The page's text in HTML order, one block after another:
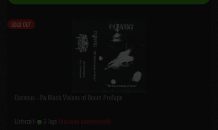
SOLD OUT
Corneus - My Black Visions of Doom ProTape
Lieferzeit: 5 Tage (Ausland abweichend)